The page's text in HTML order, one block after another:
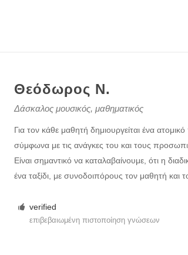
Θεόδωρος Ν.
Δάσκαλος μουσικός, μαθηματικός
Για τον κάθε μαθητή δημιουργείται ένα
σύμφωνα με τις ανάγκες του και τους
Είναι σημαντικό να καταλαβαίνουμε, ότι η
ένα ταξίδι, με συνοδοιπόρους τον μαθητή και
verified
επιβεβαιωμένη πιστοποίηση γνώσεων